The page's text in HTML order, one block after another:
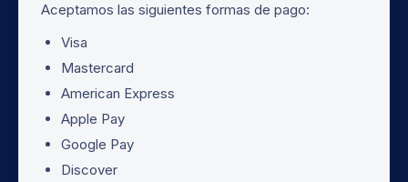
Aceptamos las siguientes formas de pago:
Visa
Mastercard
American Express
Apple Pay
Google Pay
Discover